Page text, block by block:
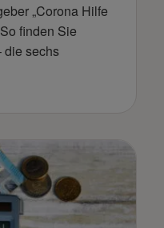
„Corona Hilfe
finden Sie
die sechs